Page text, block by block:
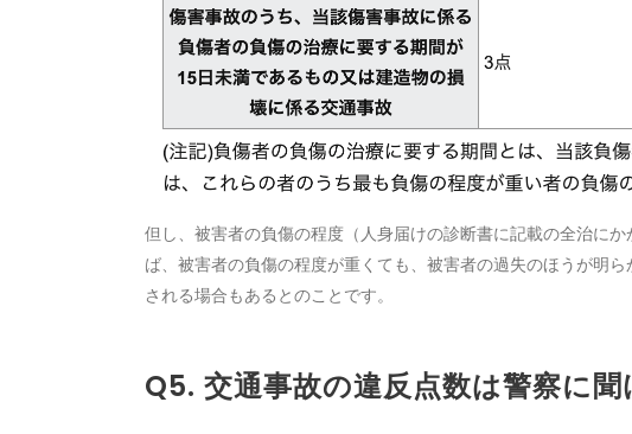
但し、被害者の負傷の程度（人身届けの診断書に記載の全治に
ば、被害者の負傷の程度が重くても、被害者の過失のほうが明
される場合もあるとのことです。
Q5. 交通事故の違反点数は警察に